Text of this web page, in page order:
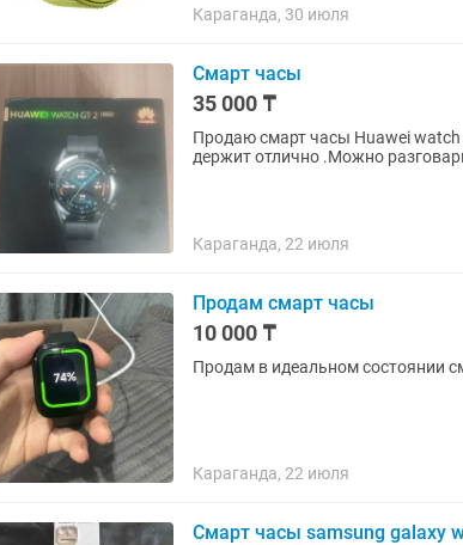
Караганда, 30 июля
Смарт часы
35 000 ₸
Продаю смарт часы Huawei
держит отлично .Можно
Караганда, 22 июля
Продам смарт часы
10 000 ₸
Продам в идеальном состоянии
Караганда, 22 июля
Смарт часы samsung galaxy